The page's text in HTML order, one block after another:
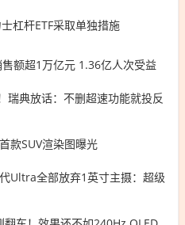
杠杆ETF采取单独措施
额超1万亿元 1.36亿人次受益
瑞典放话：不删超速功能就投反
款SUV渲染图曝光
Ultra全部放弃1英寸主摄：超级